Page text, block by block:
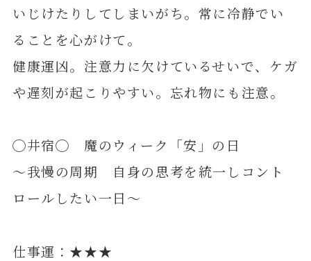
いじけたりしてしまいがち。常に冷静でい
ることを心がけて。
健康運凶。注意力に欠けているせいで、ケガ
や遅刻が起こりやすい。忘れ物にも注意。
◯井宿◯ 魔のウィーク「安」の日
～我慢の周期 自身の思考を統一しコント
ロールしたい一日～
仕事運：★★★